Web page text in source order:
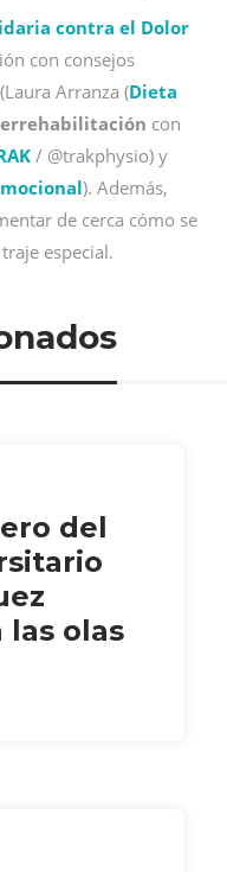
contra el Dolor
con consejos
(Laura Arranza (Dieta
con
/ @trakphysio) y
). Además,
de cerca cómo se
especial.
del
las olas